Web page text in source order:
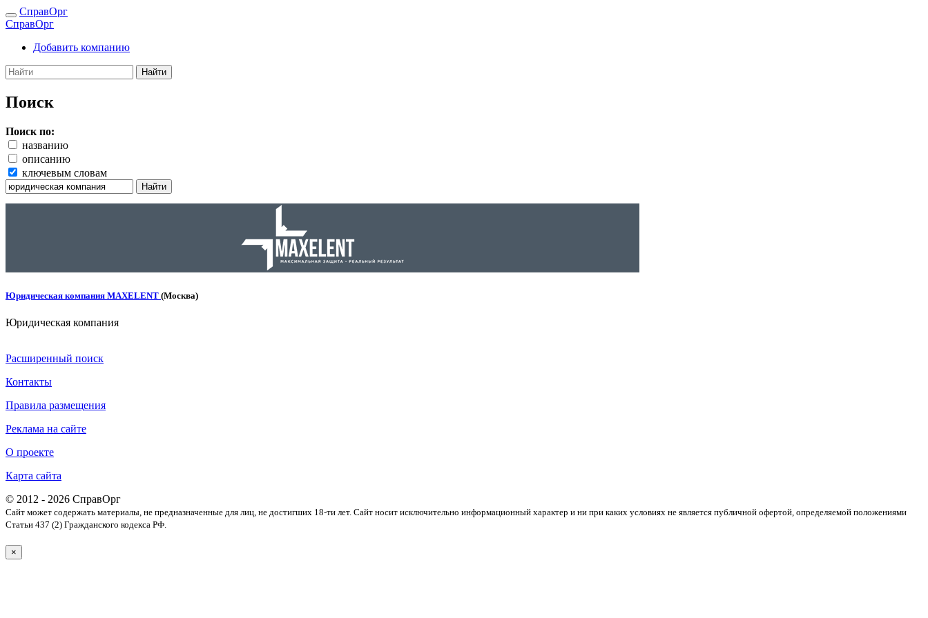
СправОрг
СправОрг
Добавить компанию
Найти
Поиск
Поиск по:
названию
описанию
ключевым словам
Найти
Юридическая компания MAXELENT (Москва)
Юридическая компания
Расширенный поиск
Контакты
Правила размещения
Реклама на сайте
О проекте
Карта сайта
© 2012 - 2026 СправОрг
Сайт может содержать материалы, не предназначенные для лиц, не достигших 18-ти лет. Cайт носит исключительно информационный характер и ни при каких условиях не является публичной офертой, определяемой положениями
Статьи 437 (2) Гражданского кодекса РФ.
×